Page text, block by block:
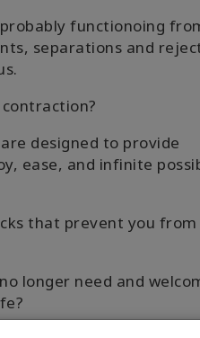
functionoing
separations and
designed to provide
ease, and infinite
that prevent you from
longer need and